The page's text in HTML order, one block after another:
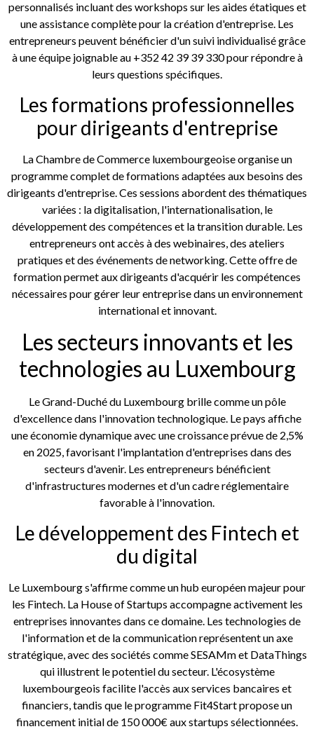
personnalisés incluant des workshops sur les aides étatiques et
une assistance complète pour la création d'entreprise. Les
entrepreneurs peuvent bénéficier d'un suivi individualisé grâce
à une équipe joignable au +352 42 39 39 330 pour répondre à
leurs questions spécifiques.
Les formations professionnelles
pour dirigeants d'entreprise
La Chambre de Commerce luxembourgeoise organise un
programme complet de formations adaptées aux besoins des
dirigeants d'entreprise. Ces sessions abordent des thématiques
variées : la digitalisation, l'internationalisation, le
développement des compétences et la transition durable. Les
entrepreneurs ont accès à des webinaires, des ateliers
pratiques et des événements de networking. Cette offre de
formation permet aux dirigeants d'acquérir les compétences
nécessaires pour gérer leur entreprise dans un environnement
international et innovant.
Les secteurs innovants et les
technologies au Luxembourg
Le Grand-Duché du Luxembourg brille comme un pôle
d'excellence dans l'innovation technologique. Le pays affiche
une économie dynamique avec une croissance prévue de 2,5%
en 2025, favorisant l'implantation d'entreprises dans des
secteurs d'avenir. Les entrepreneurs bénéficient
d'infrastructures modernes et d'un cadre réglementaire
favorable à l'innovation.
Le développement des Fintech et
du digital
Le Luxembourg s'affirme comme un hub européen majeur pour
les Fintech. La House of Startups accompagne activement les
entreprises innovantes dans ce domaine. Les technologies de
l'information et de la communication représentent un axe
stratégique, avec des sociétés comme SESAMm et DataThings
qui illustrent le potentiel du secteur. L'écosystème
luxembourgeois facilite l'accès aux services bancaires et
financiers, tandis que le programme Fit4Start propose un
financement initial de 150 000€ aux startups sélectionnées.